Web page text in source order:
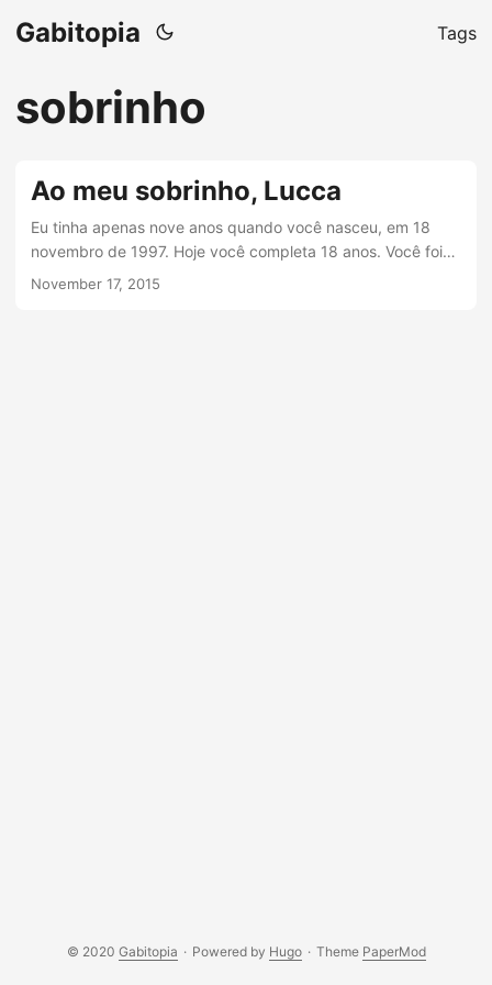
Gabitopia Tags
sobrinho
Ao meu sobrinho, Lucca
Eu tinha apenas nove anos quando você nasceu, em 18
novembro de 1997. Hoje você completa 18 anos. Você foi
recebido, desde a barriga de sua mãe, com amor e
November 17, 2015
© 2020 Gabitopia · Powered by Hugo · Theme PaperMod